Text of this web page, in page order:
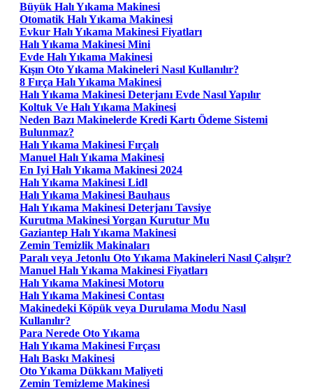
Büyük Halı Yıkama Makinesi
Otomatik Halı Yıkama Makinesi
Evkur Halı Yıkama Makinesi Fiyatları
Halı Yıkama Makinesi Mini
Evde Halı Yıkama Makinesi
Kışın Oto Yıkama Makineleri Nasıl Kullanılır?
8 Fırça Halı Yıkama Makinesi
Halı Yıkama Makinesi Deterjanı Evde Nasıl Yapılır
Koltuk Ve Halı Yıkama Makinesi
Neden Bazı Makinelerde Kredi Kartı Ödeme Sistemi
Bulunmaz?
Halı Yıkama Makinesi Fırçalı
Manuel Halı Yıkama Makinesi
En Iyi Halı Yıkama Makinesi 2024
Halı Yıkama Makinesi Lidl
Halı Yıkama Makinesi Bauhaus
Halı Yıkama Makinesi Deterjanı Tavsiye
Kurutma Makinesi Yorgan Kurutur Mu
Gaziantep Halı Yıkama Makinesi
Zemin Temizlik Makinaları
Paralı veya Jetonlu Oto Yıkama Makineleri Nasıl Çalışır?
Manuel Halı Yıkama Makinesi Fiyatları
Halı Yıkama Makinesi Motoru
Halı Yıkama Makinesi Contası
Makinedeki Köpük veya Durulama Modu Nasıl
Kullanılır?
Para Nerede Oto Yıkama
Halı Yıkama Makinesi Fırçası
Halı Baskı Makinesi
Oto Yıkama Dükkanı Maliyeti
Zemin Temizleme Makinesi